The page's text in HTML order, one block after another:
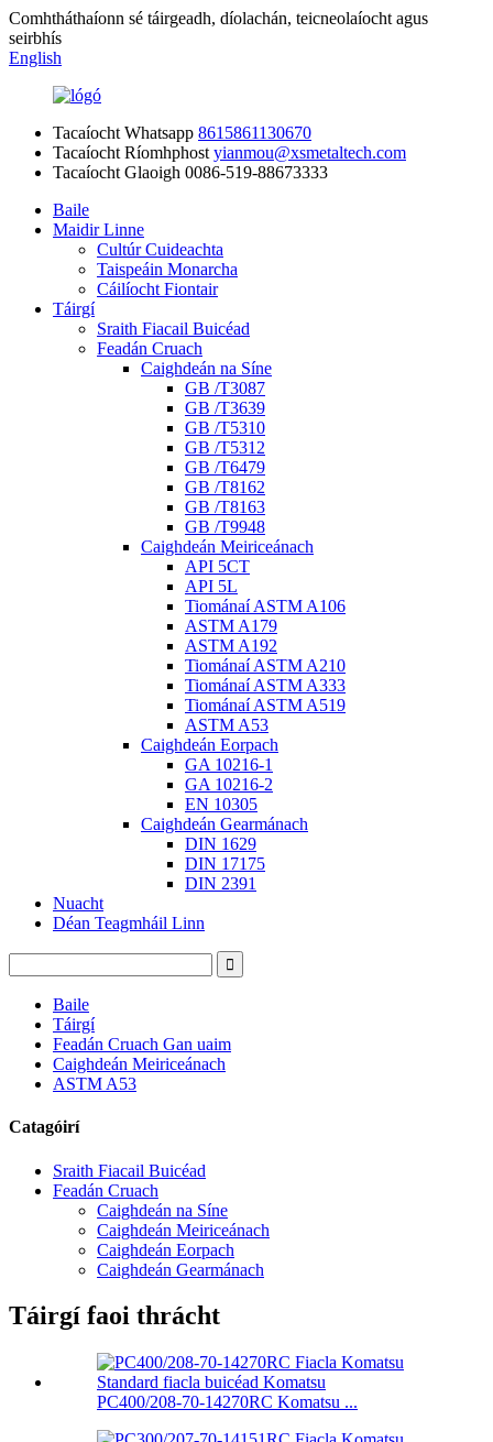
Comhtháthaíonn sé táirgeadh, díolachán, teicneolaíocht agus
seirbhís
English
Tacaíocht Whatsapp 8615861130670
Tacaíocht Ríomhphost yianmou@xsmetaltech.com
Tacaíocht Glaoigh 0086-519-88673333
Baile
Maidir Linne
Cultúr Cuideachta
Taispeáin Monarcha
Cáilíocht Fiontair
Táirgí
Sraith Fiacail Buicéad
Feadán Cruach
Caighdeán na Síne
GB /T3087
GB /T3639
GB /T5310
GB /T5312
GB /T6479
GB /T8162
GB /T8163
GB /T9948
Caighdeán Meiriceánach
API 5CT
API 5L
Tiománaí ASTM A106
ASTM A179
ASTM A192
Tiománaí ASTM A210
Tiománaí ASTM A333
Tiománaí ASTM A519
ASTM A53
Caighdeán Eorpach
GA 10216-1
GA 10216-2
EN 10305
Caighdeán Gearmánach
DIN 1629
DIN 17175
DIN 2391
Nuacht
Déan Teagmháil Linn
Baile
Táirgí
Feadán Cruach Gan uaim
Caighdeán Meiriceánach
ASTM A53
Catagóirí
Sraith Fiacail Buicéad
Feadán Cruach
Caighdeán na Síne
Caighdeán Meiriceánach
Caighdeán Eorpach
Caighdeán Gearmánach
Táirgí faoi thrácht
PC400/208-70-14270RC Komatsu ...